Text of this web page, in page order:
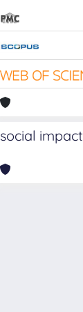
social impact